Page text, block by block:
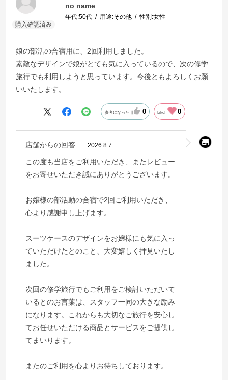
no name
年代:50代 用途:その他 性別:女性
娘の部活の合宿用に、2回利用しました。
素敵なデザインで娘がとても気に入っているので、次の修学
旅行でも利用しようと思っています。今後ともよろしくお願
いいたします。
参考になった 0 Like! 0
店舗からの回答 2026.8.7
この度も当店をご利用いただき、またレビュー
をお寄せいただき誠にありがとうございます。
お嬢様の部活動の合宿で2回ご利用いただき、
心より感謝申し上げます。
スーツケースのデザインをお嬢様にも気に入っ
ていただけたとのこと、大変嬉しく拝見いたし
ました。
次回の修学旅行でもご利用をご検討いただいて
いるとのお言葉は、スタッフ一同の大きな励み
になります。これからも大切なご旅行を安心し
てお任せいただける商品とサービスをご提供し
てまいります。
またのご利用を心よりお待ちしております。